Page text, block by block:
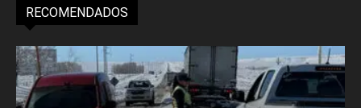
RECOMENDADOS